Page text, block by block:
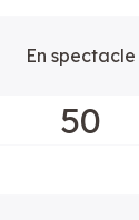
En spectacle
50